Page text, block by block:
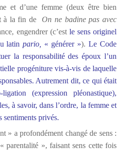
et d’une femme (deux être bien
à la fin deOn ne badine pas avec
engendrer (c’est le sens originel
latinpario, « générer »).Le Code
la responsabilité des époux l’un
progéniture vis-à-vis de laquelle
Autrement dit, ce qui était
(expression pléonastique),
à savoir, dans l’ordre, la femme et
sentiments privés.
» a profondément changé de sens :
parentalité », faisant sens cette fois